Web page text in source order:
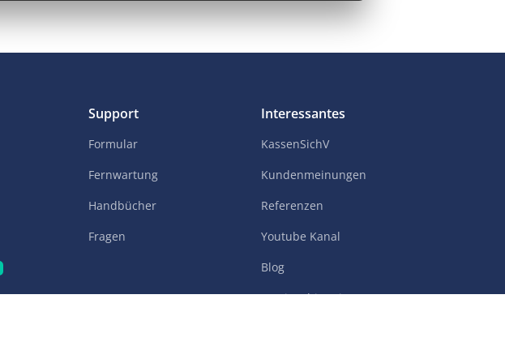
Support
Formular
Fernwartung
Handbücher
Fragen
Interessantes
KassenSichV
Kundenmeinungen
Referenzen
Youtube Kanal
Blog
Versionshistorie